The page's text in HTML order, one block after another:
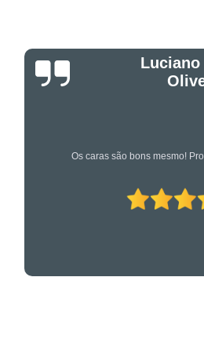
Luciano
Os caras são bons mesmo!